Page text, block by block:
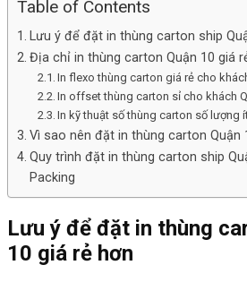
Table of Contents
Lưu ý để đặt in thùng carton ship
Địa chỉ in thùng carton Quận 10 giá
In flexo thùng carton giá rẻ cho
In offset thùng carton sỉ cho khách
In kỹ thuật số thùng carton số lượng
Vì sao nên đặt in thùng carton Quận
Quy trình đặt in thùng carton ship
Packing
Lưu ý để đặt in thùng
10 giá rẻ hơn